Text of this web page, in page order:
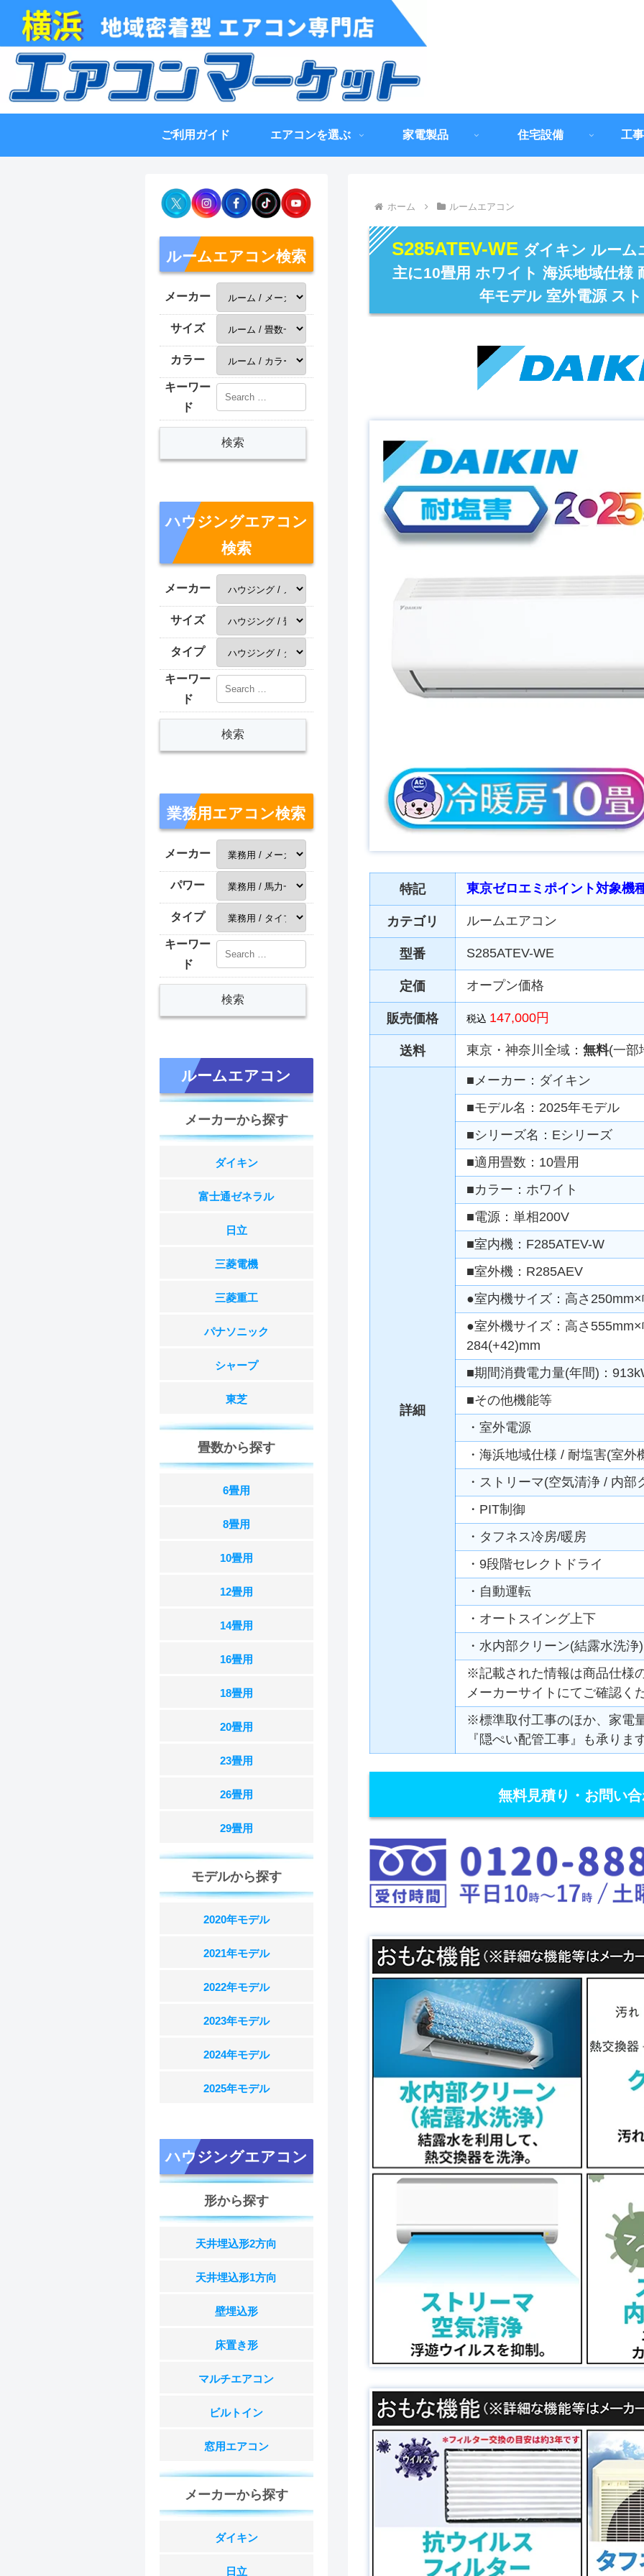
ご利用ガイド エアコンを選ぶ 家電製品 住宅設備 工
ホーム ルームエアコン
S285ATEV-WE ダイキン ルーム
主に10畳用 ホワイト 海浜地域仕様
年モデル 室外電源 ス
特記 東京ゼロエミポイント対象機
カテゴリ ルームエアコン
型番 S285ATEV-WE
定価 オープン価格
販売価格 税込 147,000円
送料 東京・神奈川全域： 無料(一部
詳細
■メーカー：ダイキン
■モデル名：2025年モデル
■シリーズ名：Eシリーズ
■適用畳数：10畳用
■カラー：ホワイト
■電源：単相200V
■室内機：F285ATEV-W
■室外機：R285AEV
●室内機サイズ：高さ
●室外機サイズ：高さ
284(+42)mm
■期間消費電力量(年間)：
■その他機能等
・室外電源
・海浜地域仕様 / 耐塩害(室外
・ストリーマ(空気清浄 / 内部
・PIT制御
・タフネス冷房/暖房
・9段階セレクトドライ
・自動運転
・オートスイング上下
・水内部クリーン(結露水洗浄)
※記載された情報は商品仕様
メーカーサイトにてご確認く
※標準取付工事のほか、家電
『隠ぺい配管工事』も承りま
無料見積り・お問い
ルームエアコン検索
メーカー
サイズ
カラー
キーワー
ド
ハウジングエアコン
検索
メーカー
サイズ
タイプ
キーワー
ド
業務用エアコン検索
メーカー
パワー
タイプ
キーワー
ド
ルームエアコン
メーカーから探す
ダイキン
富士通ゼネラル
日立
三菱電機
三菱重工
パナソニック
シャープ
東芝
畳数から探す
6畳用
8畳用
10畳用
12畳用
14畳用
16畳用
18畳用
20畳用
23畳用
26畳用
29畳用
モデルから探す
2020年モデル
2021年モデル
2022年モデル
2023年モデル
2024年モデル
2025年モデル
ハウジングエアコン
形から探す
天井埋込形2方向
天井埋込形1方向
壁埋込形
床置き形
マルチエアコン
ビルトイン
窓用エアコン
メーカーから探す
ダイキン
日立